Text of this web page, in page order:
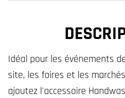
Idéal pour les événements
site, les foires et les
ajoutez l'accessoire